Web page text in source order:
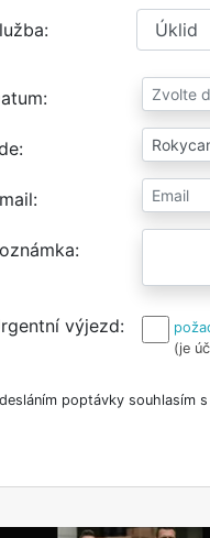
výjezd
(je
poptávky souhlasím s